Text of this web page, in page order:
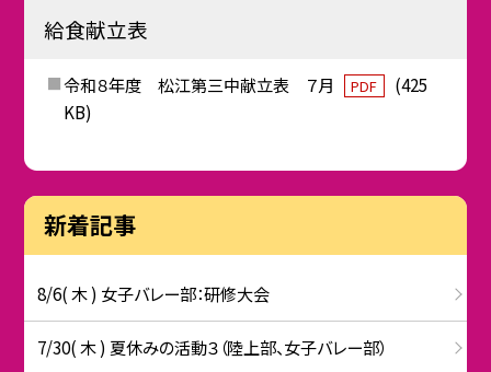
給食献立表
令和８年度 松江第三中献立表 ７月 PDF
(425
KB)
新着記事
8/6( 木 ) 女子バレー部：研修大会
7/30( 木 ) 夏休みの活動３（陸上部、女子バレー部）